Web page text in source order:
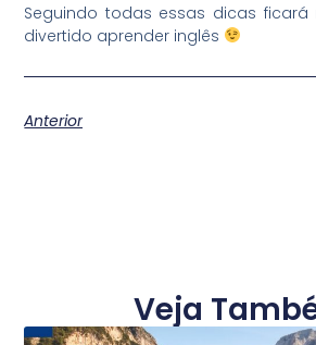
Seguindo todas essas dicas
divertido aprender inglês
Anterior
Veja